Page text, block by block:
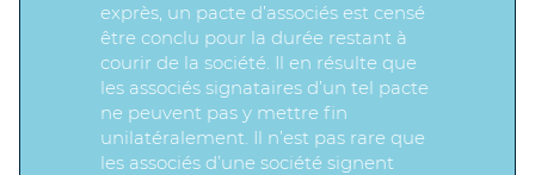
exprès, un pacte d’associés est censé
être conclu pour la durée restant à
courir de la société. Il en résulte que
les associés signataires d’un tel pacte
ne peuvent pas y mettre fin
unilatéralement. Il n’est pas rare que
les associés d’une société signent